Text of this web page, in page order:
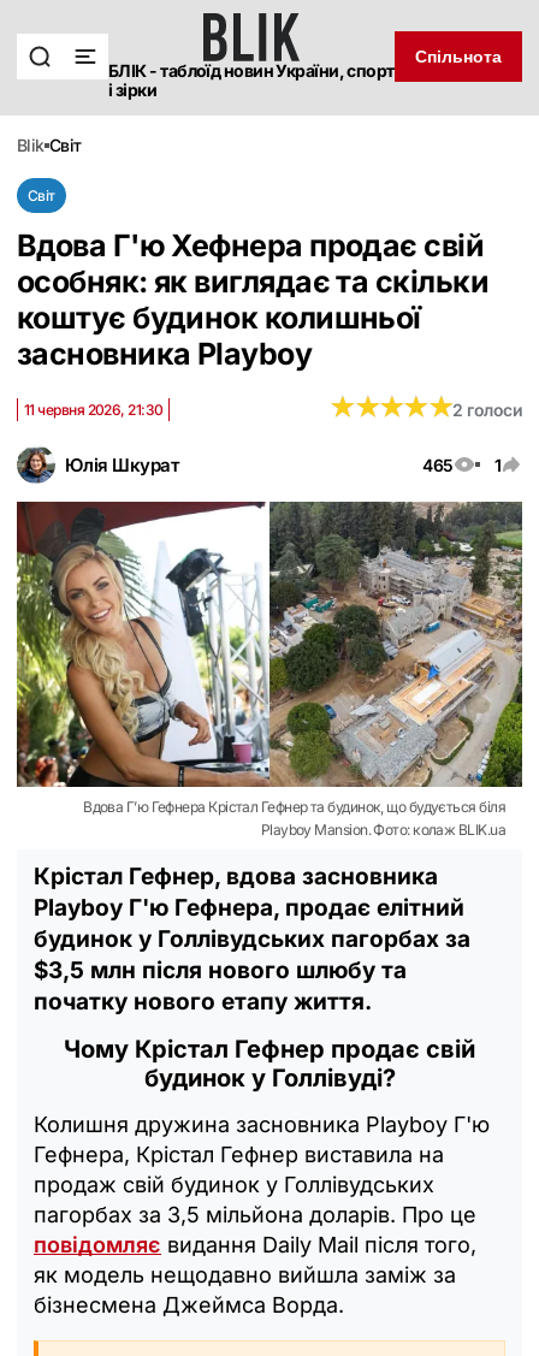
БЛІК - таблоїд новин України, спорт
і зірки
Спільнота
blik світ
Світ
Вдова Г'ю Хефнера продає свій
особняк: як виглядає та скільки
коштує будинок колишньої
засновника Playboy
Юлія Шкурат 465 1
11 червня 2026, 21:30 ★★★★★
★★★★★2 голоси
Вдова Г’ю Гефнера Крістал Гефнер та будинок, що будується біля
Playboy Mansion. Фото: колаж BLIK.ua
Крістал Гефнер, вдова засновника
Playboy Г'ю Гефнера, продає елітний
будинок у Голлівудських пагорбах за
$3,5 млн після нового шлюбу та
початку нового етапу життя.
Чому Крістал Гефнер продає свій
будинок у Голлівуді?
Колишня дружина засновника Playboy Г'ю
Гефнера, Крістал Гефнер виставила на
продаж свій будинок у Голлівудських
пагорбах за 3,5 мільйона доларів. Про це
повідомляє видання Daily Mail після того,
як модель нещодавно вийшла заміж за
бізнесмена Джеймса Ворда.